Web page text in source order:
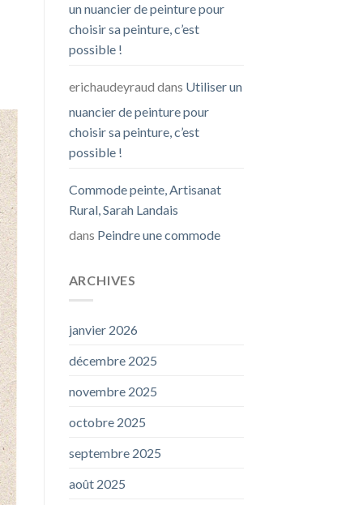
un nuancier de peinture pour
choisir sa peinture, c’est
possible !
erichaudeyraud dans Utiliser un
nuancier de peinture pour
choisir sa peinture, c’est
possible !
Commode peinte, Artisanat
Rural, Sarah Landais
dans Peindre une commode
ARCHIVES
janvier 2026
décembre 2025
novembre 2025
octobre 2025
septembre 2025
août 2025